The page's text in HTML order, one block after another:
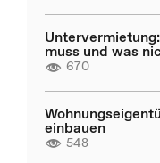
muss und was
670
einbauen
548